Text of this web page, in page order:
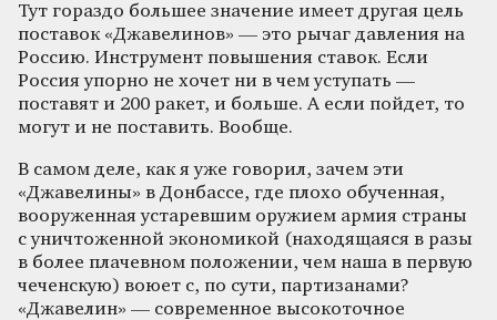
Тут гораздо большее значение имеет другая цель
поставок «Джавелинов» — это рычаг давления на
Россию. Инструмент повышения ставок. Если
Россия упорно не хочет ни в чем уступать —
поставят и 200 ракет, и больше. А если пойдет, то
могут и не поставить. Вообще.
В самом деле, как я уже говорил, зачем эти
«Джавелины» в Донбассе, где плохо обученная,
вооруженная устаревшим оружием армия страны
с уничтоженной экономикой (находящаяся в разы
в более плачевном положении, чем наша в первую
чеченскую) воюет с, по сути, партизанами?
«Джавелин» — современное высокоточное